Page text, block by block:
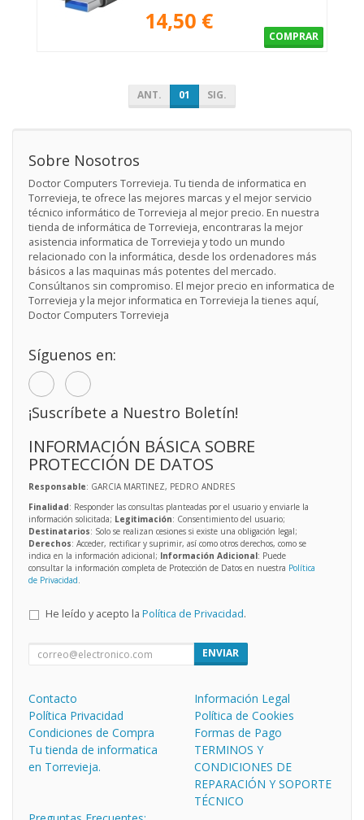
14,50 €
COMPRAR
ANT. 01 SIG.
Sobre Nosotros
Doctor Computers Torrevieja. Tu tienda de informatica en
Torrevieja, te ofrece las mejores marcas y el mejor servicio
técnico informático de Torrevieja al mejor precio. En nuestra
tienda de informática de Torrevieja, encontraras la mejor
asistencia informatica de Torrevieja y todo un mundo
relacionado con la informática, desde los ordenadores más
básicos a las maquinas más potentes del mercado.
Consúltanos sin compromiso. El mejor precio en informatica de
Torrevieja y la mejor informatica en Torrevieja la tienes aquí,
Doctor Computers Torrevieja
Síguenos en:
¡Suscríbete a Nuestro Boletín!
INFORMACIÓN BÁSICA SOBRE
PROTECCIÓN DE DATOS
Responsable: GARCIA MARTINEZ, PEDRO ANDRES
Finalidad: Responder las consultas planteadas por el usuario y enviarle la
información solicitada; Legitimación: Consentimiento del usuario;
Destinatarios: Solo se realizan cesiones si existe una obligación legal;
Derechos: Acceder, rectificar y suprimir, así como otros derechos, como se
indica en la información adicional; Información Adicional: Puede
consultar la información completa de Protección de Datos en nuestra Política
de Privacidad.
He leído y acepto la Política de Privacidad.
ENVIAR
Contacto
Información Legal
Política Privacidad
Política de Cookies
Condiciones de Compra
Formas de Pago
Tu tienda de informatica
en Torrevieja.
TERMINOS Y
CONDICIONES DE
REPARACIÓN Y SOPORTE
TÉCNICO